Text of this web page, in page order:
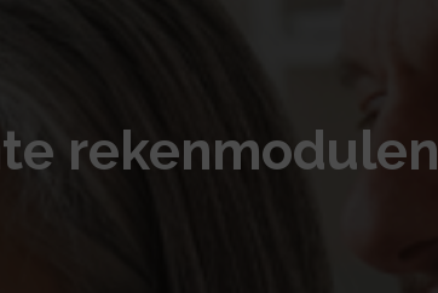
rekenmodulen